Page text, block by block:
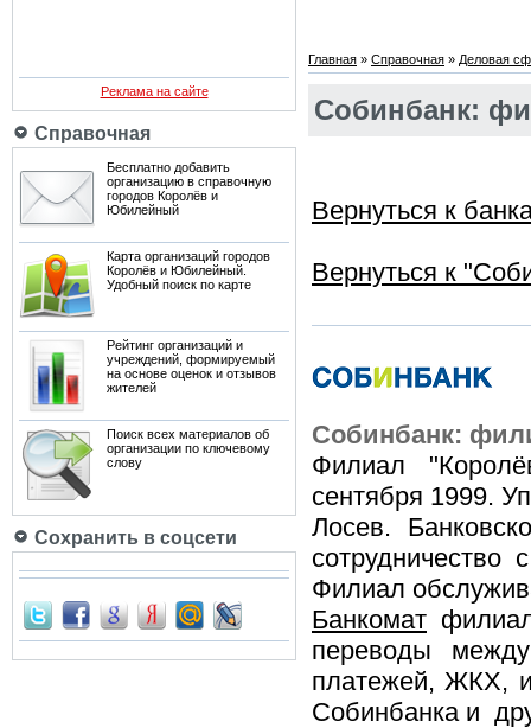
Реклама на сайте
Справочная
Бесплатно добавить
организацию в справочную
городов Королёв и
Юбилейный
Карта организаций городов
Королёв и Юбилейный.
Удобный поиск по карте
Рейтинг организаций и
учреждений, формируемый
на основе оценок и отзывов
жителей
Поиск всех материалов об
организации по ключевому
слову
Сохранить в соцсети
Главная » Справочная » Деловая
Собинбанк:
Вернуться к
Вернуться к
Собинбанк:
Филиал
сентября 1999.
Лосев.
Филиал
Банкомат
переводы
платежей, ЖКХ,
Собинбанка и